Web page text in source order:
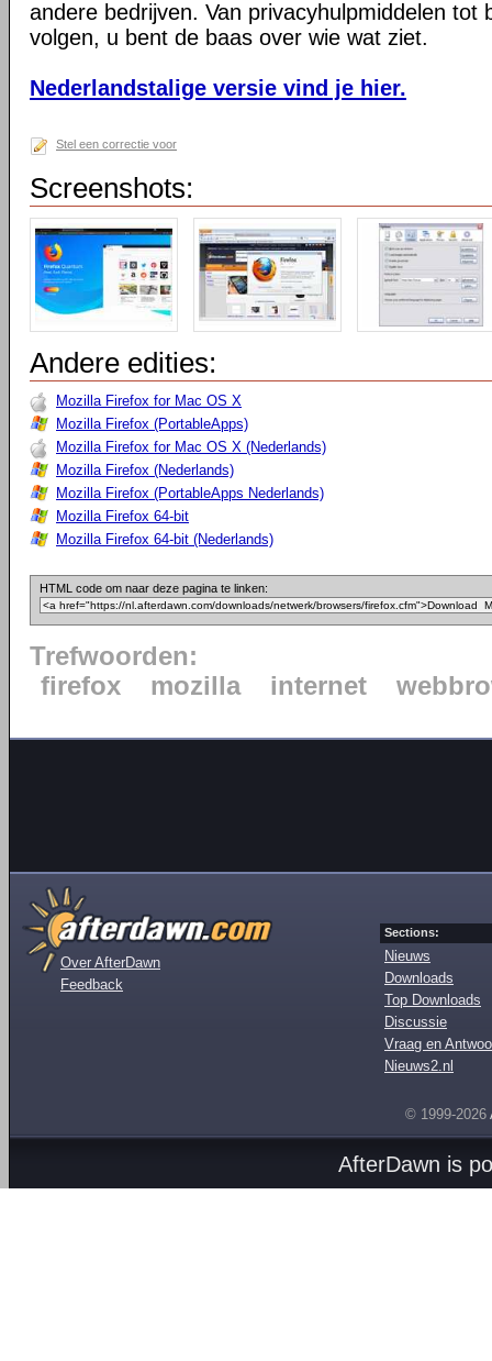
andere bedrijven. Van privacyhulpmiddelen tot
volgen, u bent de baas over wie wat ziet.
Nederlandstalige versie vind je hier.
Stel een correctie voor
Screenshots:
Andere edities:
Mozilla Firefox for Mac OS X
Mozilla Firefox (PortableApps)
Mozilla Firefox for Mac OS X (Nederlands)
Mozilla Firefox (Nederlands)
Mozilla Firefox (PortableApps Nederlands)
Mozilla Firefox 64-bit
Mozilla Firefox 64-bit (Nederlands)
HTML code om naar deze pagina te linken:
Trefwoorden:
firefox
mozilla internet
Over AfterDawn
Feedback
Sections:
Nieuws
Downloads
Top Downloads
Discussie
Vraag en
Nieuws2.nl
© 1999-2026
AfterDawn is